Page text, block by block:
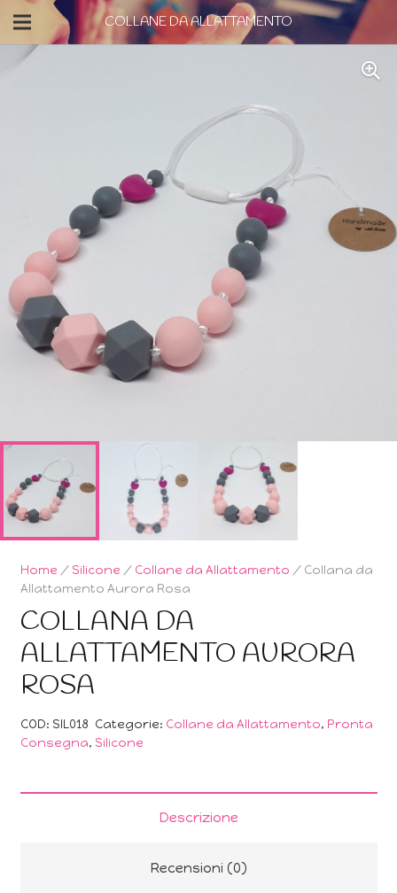
COLLANE DA ALLATTAMENTO
Home / Silicone / Collane da Allattamento / Collana da
Allattamento Aurora Rosa
COLLANA DA
ALLATTAMENTO AURORA
ROSA
COD: SIL018 Categorie: Collane da Allattamento, Pronta
Consegna, Silicone
Descrizione
Recensioni (0)